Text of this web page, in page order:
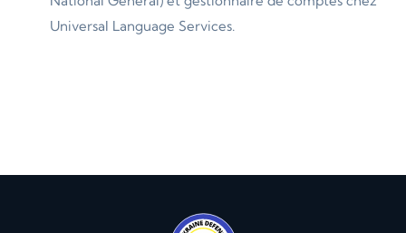
Universal Language Services.